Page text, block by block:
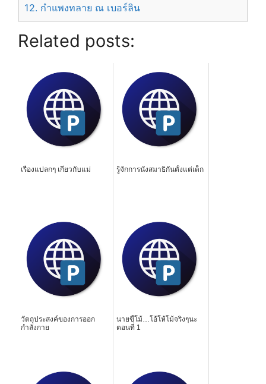
12. กำแพงทลาย ณ เบอร์ลิน
Related posts:
เรื่องแปลกๆ เกี่ยวกับแม่ รู้จักการนั่งสมาธิกันตั้งแต่เด็ก
วัตถุประสงค์ของการออก
กำลังกาย
นายขี้โม้…โอ้โห้โม้จริงๆนะ
ตอนที่ 1